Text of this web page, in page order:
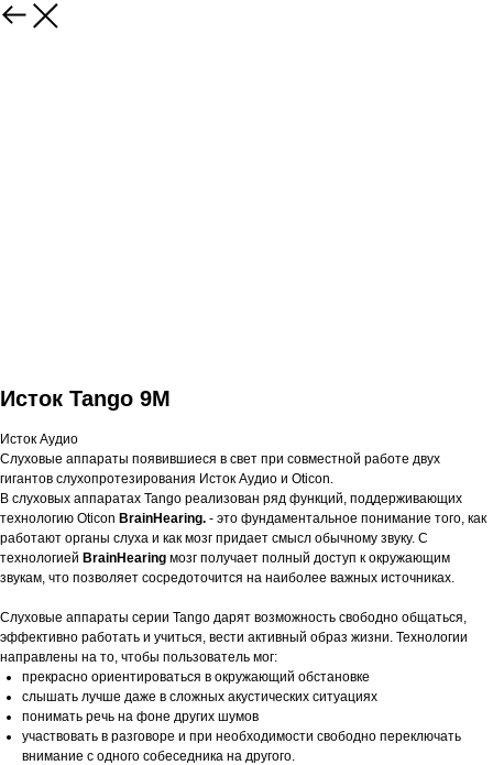
Исток Tango 9М
Исток Аудио
Слуховые аппараты появившиеся в свет при совместной работе двух
гигантов слухопротезирования Исток Аудио и Oticon.
В слуховых аппаратах Tango реализован ряд функций, поддерживающих
технологию Oticon BrainHearing. - это фундаментальное понимание того, как
работают органы слуха и как мозг придает смысл обычному звуку. С
технологией BrainHearing мозг получает полный доступ к окружающим
звукам, что позволяет сосредоточится на наиболее важных источниках.
Слуховые аппараты серии Tango дарят возможность свободно общаться,
эффективно работать и учиться, вести активный образ жизни. Технологии
направлены на то, чтобы пользователь мог:
прекрасно ориентироваться в окружающий обстановке
слышать лучше даже в сложных акустических ситуациях
понимать речь на фоне других шумов
участвовать в разговоре и при необходимости свободно переключать
внимание с одного собеседника на другого.